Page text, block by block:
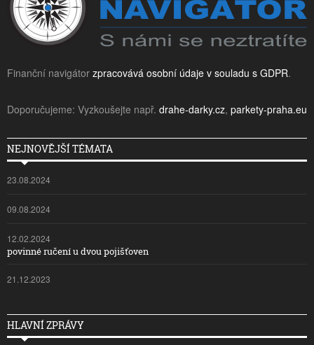
Finanční navigátor zpracovává osobní údaje v souladu s GDPR.
Doporučujeme: Vyzkoušejte např. drahe-darky.cz, parkety-praha.eu
NEJNOVĚJŠÍ TÉMATA
23.08.2024
09.08.2024
12.02.2024
povinné ručení u dvou pojišťoven
21.12.2023
HLAVNÍ ZPRÁVY